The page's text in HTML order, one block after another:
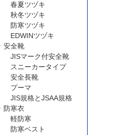
春夏ツヅキ
秋冬ツヅキ
防寒ツヅキ
EDWINツヅキ
安全靴
JISマーク付安全靴
スニーカータイプ
安全長靴
プーマ
JIS規格とJSAA規格
防寒衣
軽防寒
防寒ベスト